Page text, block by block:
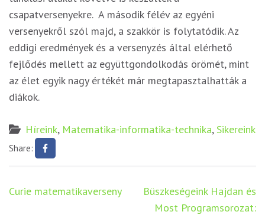
csapatversenyekre. A második félév az egyéni
versenyekről szól majd, a szakkör is folytatódik. Az
eddigi eredmények és a versenyzés által elérhető
fejlődés mellett az együttgondolkodás örömét, mint
az élet egyik nagy értékét már megtapasztalhatták a
diákok.
Híreink, Matematika-informatika-technika, Sikereink
Share:
Bejegyzés
Curie matematikaverseny
Büszkeségeink Hajdan és
Most Programsorozat: